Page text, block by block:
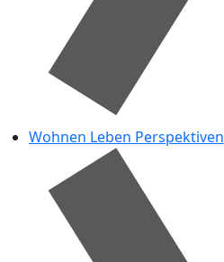
Wohnen Leben Perspektiven